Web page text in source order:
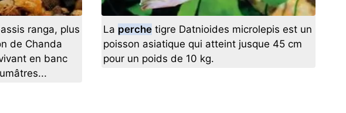
ranga, plus
de Chanda
en banc
La perchetigre Datnioides microlepis est un
poisson asiatique qui atteint jusque 45 cm
pour un poids de 10 kg.